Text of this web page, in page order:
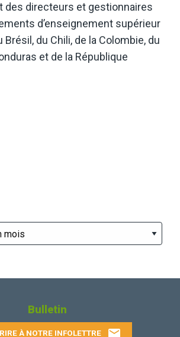
des directeurs et gestionnaires
d’enseignement supérieur
Brésil, du Chili, de la Colombie, du
et de la République
Bulletin
À NOTRE INFOLETTRE email